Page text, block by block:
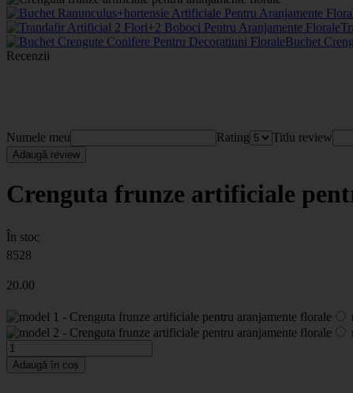
Buchet
Recenzii
Numele meu Rating Titlu review
Adaugă review
Crenguta frunze artificiale
În stoc
8528
20.00
Adaugă în coș